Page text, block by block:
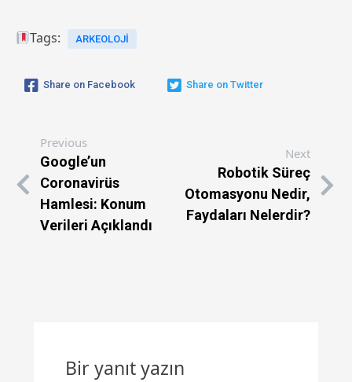
Tags: ARKEOLOJI
Share on Facebook Share on Twitter
Previous
Google’un
Coronavirüs
Hamlesi: Konum
Verileri Açıklandı
Next
Robotik Süreç
Otomasyonu Nedir,
Faydaları Nelerdir?
Bir yanıt yazın